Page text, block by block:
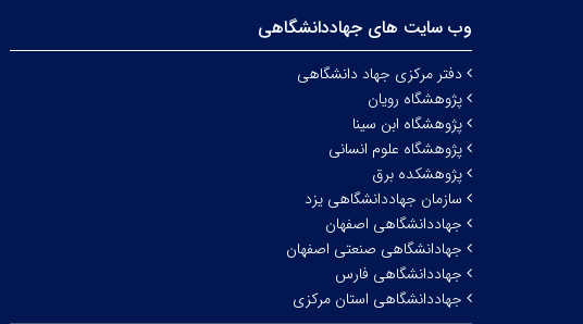
وب سایت های جهاددانشگاهی
دفتر مرکزی جهاد دانشگاهی
پژوهشگاه رویان
پژوهشگاه ابن سینا
پژوهشگاه علوم انسانی
پژوهشکده برق
سازمان جهاددانشگاهی یزد
جهاددانشگاهی اصفهان
جهادانشگاهی صنعتی اصفهان
جهاددانشگاهی فارس
جهاددانشگاهی استان مرکزی